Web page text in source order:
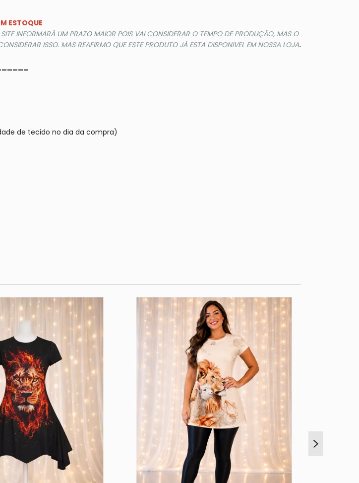
ESTOQUE
INFORMARÁ UM PRAZO MAIOR POIS VAI CONSIDERAR O TEMPO DE PRODUÇÃO, MAS O
ISSO. MAS REAFIRMO QUE ESTE PRODUTO JÁ ESTA DISPONIVEL EM NOSSA LOJA.
de tecido no dia da compra)